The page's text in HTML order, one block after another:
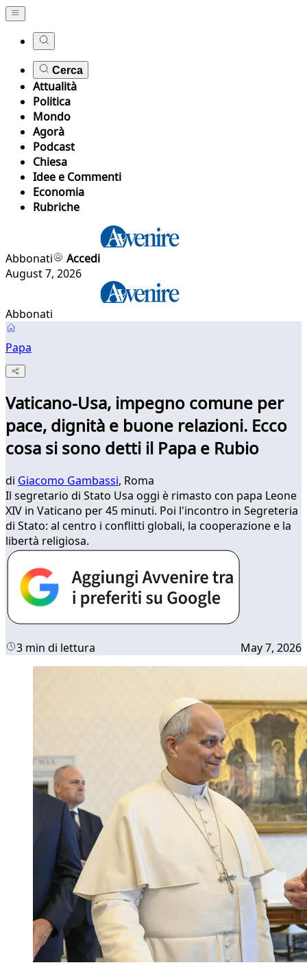
Cerca
Attualità
Politica
Mondo
Agorà
Podcast
Chiesa
Idee e Commenti
Economia
Rubriche
Abbonati
Accedi
August 7, 2026
Abbonati
Papa
Vaticano-Usa, impegno comune per
pace, dignità e buone relazioni. Ecco
cosa si sono detti il Papa e Rubio
di Giacomo Gambassi, Roma
Il segretario di Stato Usa oggi è rimasto con papa Leone
XIV in Vaticano per 45 minuti. Poi l'incontro in Segreteria
di Stato: al centro i conflitti globali, la cooperazione e la
libertà religiosa.
3 min di lettura May 7, 2026